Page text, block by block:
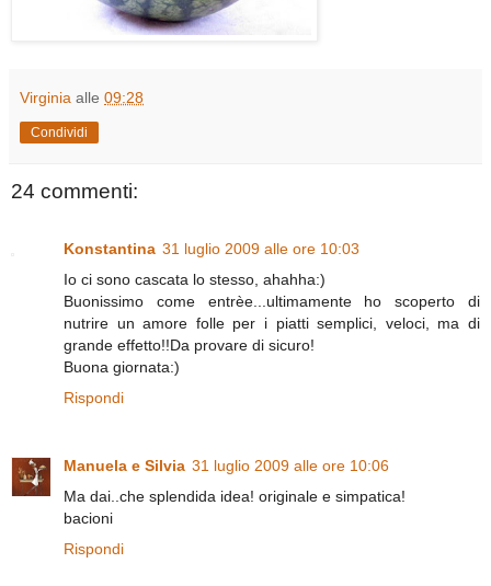
Virginia alle 09:28
Condividi
24 commenti:
Konstantina 31 luglio 2009 alle ore 10:03
Io ci sono cascata lo stesso, ahahha:)
Buonissimo come entrèe...ultimamente ho scoperto di
nutrire un amore folle per i piatti semplici, veloci, ma di
grande effetto!!Da provare di sicuro!
Buona giornata:)
Rispondi
Manuela e Silvia 31 luglio 2009 alle ore 10:06
Ma dai..che splendida idea! originale e simpatica!
bacioni
Rispondi